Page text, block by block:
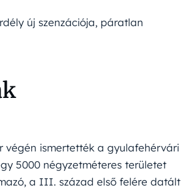
új szenzációja, páratlan
végén ismertették a gyulafehérvári
5000 négyzetméteres területet
a III. század első felére datált